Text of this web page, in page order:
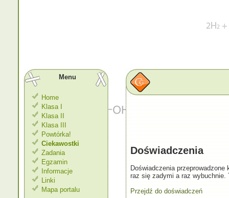
Menu
Home
Klasa I
Klasa II
Klasa III
Powtórka!
Ciekawostki
Zadania
Egzamin
Informacje
Linki
Mapa portalu
Doświadczenia
Doświadczenia
raz się zadymi a raz wybuchnie.
Przejdź do doświadczeń